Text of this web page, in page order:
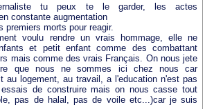
tu peux te le garder, les actes
constante augmentation
premiers morts pour reagir.
voulu rendre un vrais hommage, elle ne
et petit enfant comme des combattant
mais comme des vrais Français. On nous jete
que nous ne sommes ici chez nous car
au logement, au travail, a l'education n'est pas
de construire mais on nous casse tout
pas de halal, pas de voile etc...)car je suis